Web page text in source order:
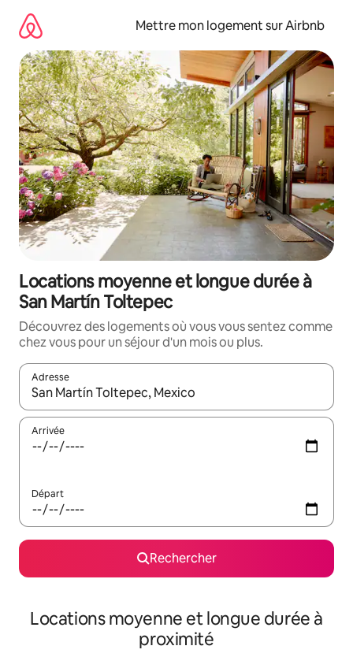
directement
contenu
Mettre mon logement sur Airbnb
Locations moyenne et longue durée à
San Martín Toltepec
Découvrez des logements où vous vous sentez comme
chez vous pour un séjour d'un mois ou plus.
Adresse
Lorsque les résultats s'affichent, utilisez les flèches vers le
Arrivée
Départ
Rechercher
Locations moyenne et longue durée à
proximité